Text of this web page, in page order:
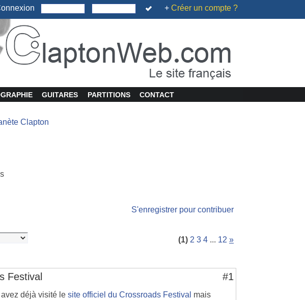
+ Créer un compte ?
GUITARES PARTITIONS CONTACT
Clapton
S'enregistrer pour contribuer
(1) 2 3 4 ... 12 »
Festival #1
déjà visité le site officiel du Crossroads Festival mais